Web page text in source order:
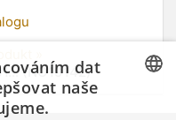
(NO19142)
dat
naše